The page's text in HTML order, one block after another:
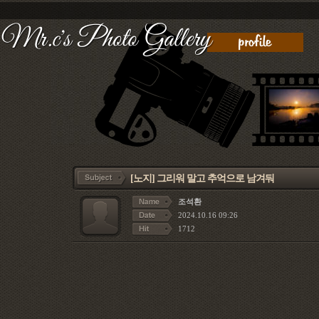
[노지] 그리워 말고 추억으로 남겨둬
조석환
2024.10.16 09:26
1712